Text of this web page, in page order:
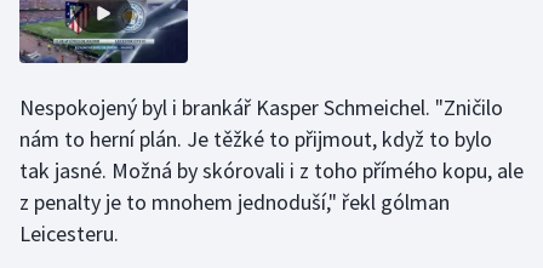
Rychlostní kanoistika
Sportovní střelba
Stolní tenis
Nespokojený byl i brankář Kasper Schmeichel. "Zničilo
nám to herní plán. Je těžké to přijmout, když to bylo
tak jasné. Možná by skórovali i z toho přímého kopu, ale
z penalty je to mnohem jednoduší," řekl gólman
Leicesteru.